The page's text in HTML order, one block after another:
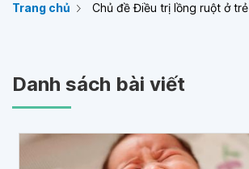
Trang chủ Chủ đề Điều trị lồng ruột ở trẻ
Danh sách bài viết